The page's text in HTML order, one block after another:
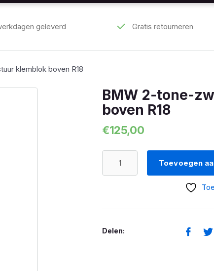
geleverd Gratis retourneren
klemblok boven R18
BMW 2-tone-
boven R18
€125,00
boven
Toevoegen
Delen: